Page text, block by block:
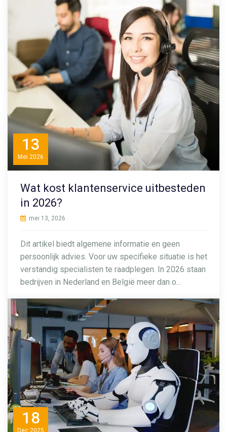
13
Mei 2026
Wat kost klantenservice uitbesteden
in 2026?
mei 13, 2026
Dit artikel biedt algemene informatie en geen
persoonlijk advies. Voor uw specifieke situatie is het
verstandig specialisten te raadplegen. In 2026 staan
bedrijven in Nederland en België meer dan o...
18